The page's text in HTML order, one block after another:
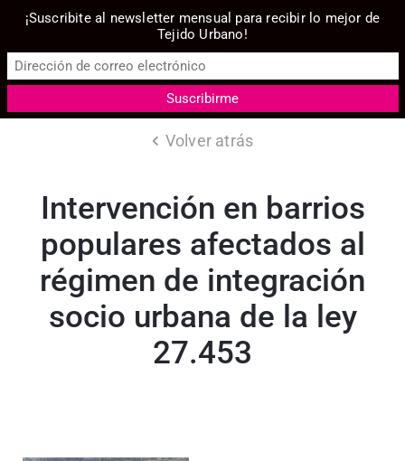
Volver atrás
Intervención en barrios
populares afectados al
régimen de integración
socio urbana de la ley
27.453
¡Suscribite al newsletter mensual para recibir lo mejor de
Tejido Urbano!